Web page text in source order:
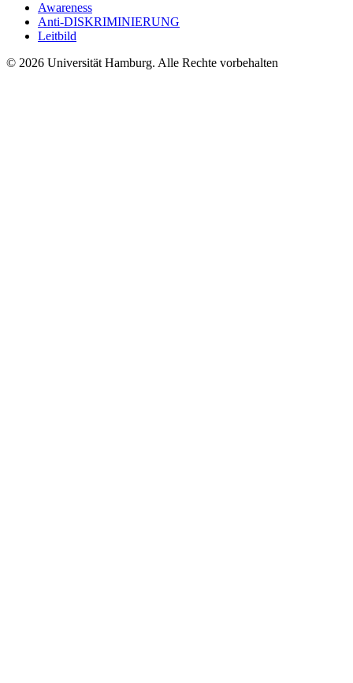
Awareness
Anti-DISKRIMINIERUNG
Leitbild
© 2026 Universität Hamburg. Alle Rechte vorbehalten